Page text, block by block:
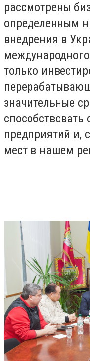
рассмотрены
определенным
внедрения в
только
значительные
предприятий и,
мест в нашем